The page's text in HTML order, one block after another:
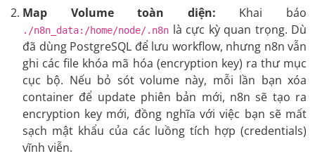
Map Volume toàn diện: Khai báo
./n8n_data:/home/node/.n8n là cực kỳ quan trọng. Dù
đã dùng PostgreSQL để lưu workflow, nhưng n8n vẫn
ghi các file khóa mã hóa (encryption key) ra thư mục
cục bộ. Nếu bỏ sót volume này, mỗi lần bạn xóa
container để update phiên bản mới, n8n sẽ tạo ra
encryption key mới, đồng nghĩa với việc bạn sẽ mất
sạch mật khẩu của các luồng tích hợp (credentials)
vĩnh viễn.